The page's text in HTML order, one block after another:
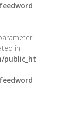
in
public_ht